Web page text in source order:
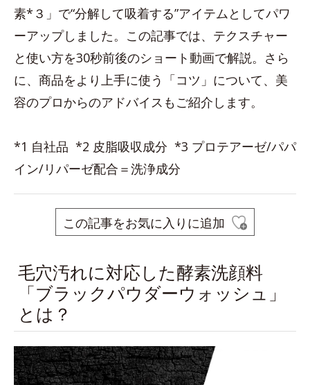
素*３」で“分解して吸着する”アイテムとしてパワ
ーアップしました。この記事では、テクスチャー
と使い方を30秒前後のショート動画で解説。さら
に、商品をより上手に使う「コツ」について、美
容のプロからのアドバイスもご紹介します。
*1 自社品 *2 皮脂吸収成分 *3 プロテアーゼ/パパ
イン/リパーゼ配合＝洗浄成分
この記事をお気に入りに追加
毛穴汚れに対応した酵素洗顔料
「ブラックパウダーウォッシュ」
とは？